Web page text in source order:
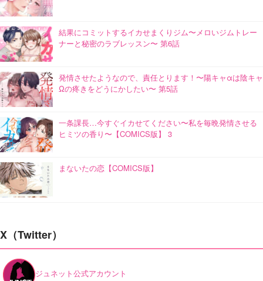
結果にコミットするイカせまくりジム〜メロいジムトレー
ナーと秘密のラブレッスン〜 第6話
発情させたようなので、責任とります！〜陽キャαは陰キャ
Ωの疼きをどうにかしたい〜 第5話
一条課長…今すぐイカせてください〜私を毎晩発情させる
ヒミツの香り〜【COMICS版】 3
まないたの恋【COMICS版】
X（Twitter）
ジュネット公式アカウント